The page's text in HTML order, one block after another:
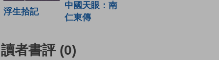
浮生拾記
中國天眼：南
仁東傳
讀者書評 (0)